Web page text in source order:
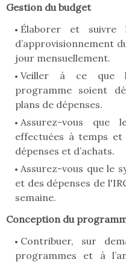
Gestion du budget
Élaborer et suivre
d’approvisionnement
jour mensuellement.
Veiller à ce que
programme soient
plans de dépenses.
Assurez-vous que
effectuées à temps
dépenses et d’achats.
Assurez-vous que le
et des dépenses de
semaine.
Conception du
Contribuer, sur
programmes et à